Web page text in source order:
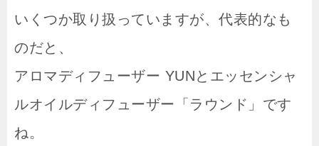
いくつか取り扱っていますが、代表的なも
のだと、
アロマディフューザー YUNとエッセンシャ
ルオイルディフューザー「ラウンド」です
ね。